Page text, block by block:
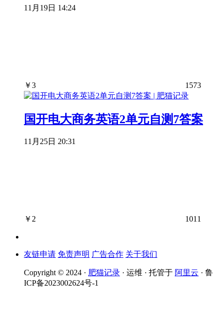
11月19日 14:24
￥3 1573
国开电大商务英语2单元自测7答案
11月25日 20:31
￥2 1011
友链申请 免责声明 广告合作 关于我们
Copyright © 2024 · 肥猫记录 · 运维 · 托管于 阿里云 · 鲁
ICP备2023002624号-1